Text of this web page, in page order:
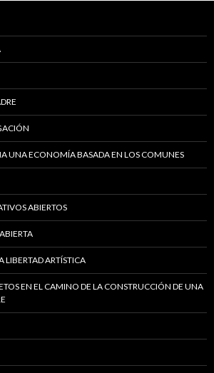
UNA ECONOMÍA BASADA EN LOS COMUNES
ABIERTOS
LIBERTAD ARTÍSTICA
EN EL CAMINO DE LA CONSTRUCCIÓN DE UNA